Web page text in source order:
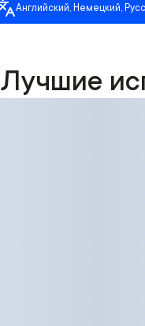
Английский, Немецкий,
Лучшие